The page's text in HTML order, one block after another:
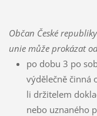
Občan České
unie může prokázat
po dobu 3 po
výdělečně činná
li držitelem
nebo uznaného